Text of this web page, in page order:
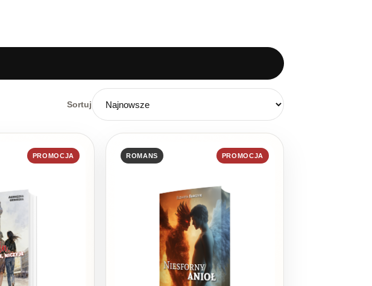
Sortuj
PROMOCJA ROMANS PROMOCJA